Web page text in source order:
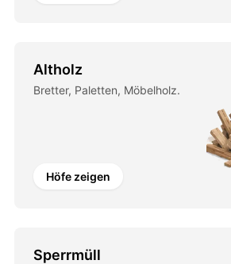
Altholz
Bretter, Paletten, Möbelholz.
Höfe zeigen
Sperrmüll